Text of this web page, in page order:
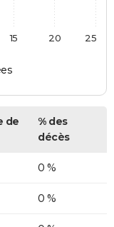
15 20 25
de
% des
décès
0 %
0 %